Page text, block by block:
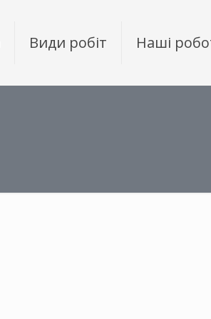
Види робіт Наші